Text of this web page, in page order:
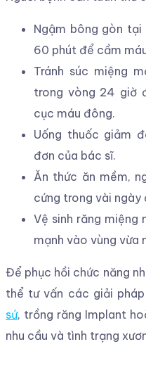
Ngậm bông gòn
60 phút để cầm
Tránh súc miệng
trong vòng 24 giờ
cục máu đông.
Uống thuốc giảm
đơn của bác sĩ.
Ăn thức ăn mềm,
cứng trong vài ngày
Vệ sinh răng miệng
mạnh vào vùng vừa
Để phục hồi chức năng
thể tư vấn các giải
sứ, trồng răng Implant
nhu cầu và tình trạng